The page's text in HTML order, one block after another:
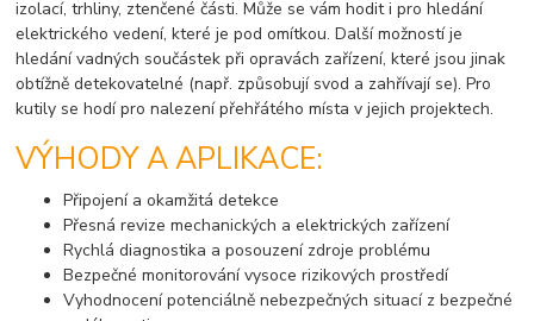
izolací, trhliny, ztenčené části. Může se vám hodit i pro hledání
elektrického vedení, které je pod omítkou. Další možností je
hledání vadných součástek při opravách zařízení, které jsou jinak
obtížně detekovatelné (např. způsobují svod a zahřívají se). Pro
kutily se hodí pro nalezení přehřátého místa v jejich projektech.
VÝHODY A APLIKACE:
Připojení a okamžitá detekce
Přesná revize mechanických a elektrických zařízení
Rychlá diagnostika a posouzení zdroje problému
Bezpečné monitorování vysoce rizikových prostředí
Vyhodnocení potenciálně nebezpečných situací z bezpečné